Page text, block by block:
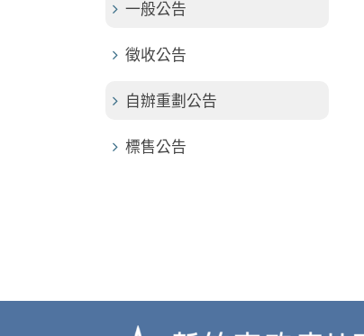
一般公告
徵收公告
自辦重劃公告
標售公告